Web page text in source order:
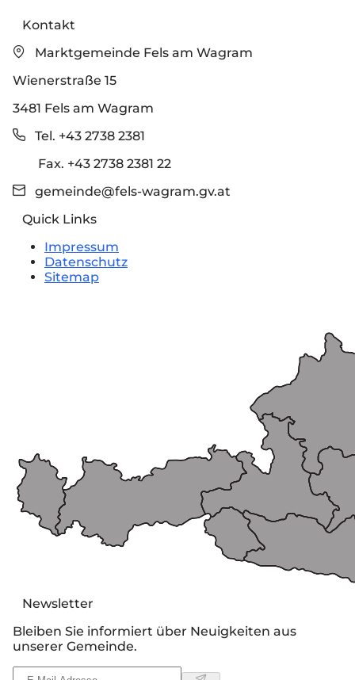
Kontakt
Marktgemeinde Fels am Wagram
Wienerstraße 15
3481 Fels am Wagram
Tel. +43 2738 2381
Fax. +43 2738 2381 22
gemeinde@fels-wagram.gv.at
Quick Links
Impressum
Datenschutz
Sitemap
Newsletter
Bleiben Sie informiert über Neuigkeiten aus
unserer Gemeinde.